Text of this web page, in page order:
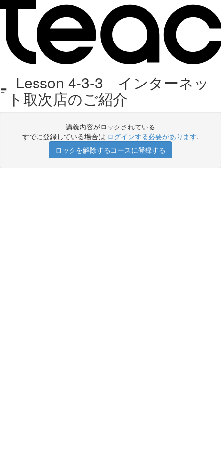
Lesson 4-3-3 インターネッ
ト取次店のご紹介
講義内容がロックされている
すでに登録している場合は ログインする必要があります.
ロックを解除するコースに登録する